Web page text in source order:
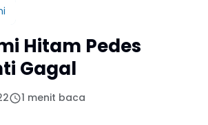
Hitam Pedes
Gagal
1 menit baca